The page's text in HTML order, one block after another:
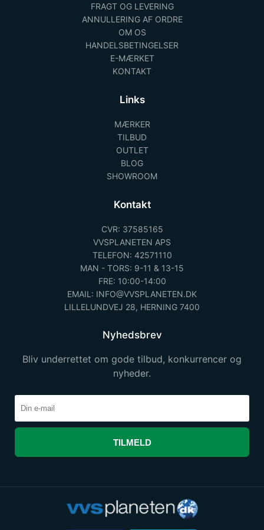
FRAGT OG LEVERING
ANNULLERING AF ORDRE
OM OS
HANDELSBETINGELSER
E-MÆRKET
KONTAKT
Links
MÆRKER
TILBUD
OUTLET
BLOG
SHOWROOM
Kontakt
CVR: 37585165
VVSPLANETEN APS
TELEFON: 42571110
MAN - TORS: 9-11 & 13-15
FRE: 10:00-14:00
EMAIL: INFO@VVSPLANETEN.DK
LILLELUNDVEJ 28, HERNING 7400
Nyhedsbrev
Bliv underrettet om gode tilbud, konkurrencer og
nyheder.
TILMELD